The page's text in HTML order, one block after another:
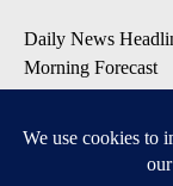
Daily News
Morning Forecast
Breaking News
Contests &